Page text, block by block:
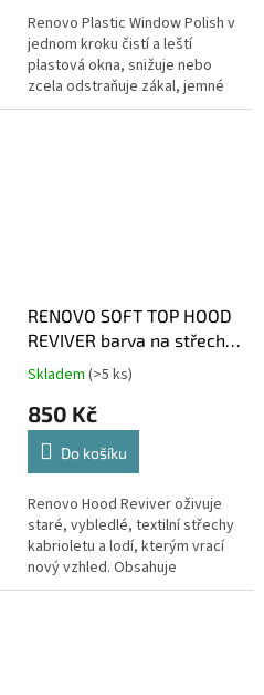
Renovo Plastic Window Polish v
jednom kroku čistí a leští
plastová okna, snižuje nebo
zcela odstraňuje zákal, jemné
škrábance a pomáhá obnovit
RENOVO SOFT TOP HOOD
REVIVER barva na střechy
ČERNÁ
Průměrné
produktu
4,5
5
hvězdiček.
Skladem (>5 ks)
850 Kč
Do košíku
Renovo Hood Reviver oživuje
staré, vybledlé, textilní střechy
kabrioletu a lodí, kterým vrací
nový vzhled. Obsahuje
permanentní barviva na vodní